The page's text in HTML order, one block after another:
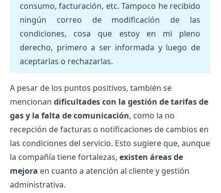
consumo, facturación, etc. Tampoco he recibido
ningún correo de modificación de las
condiciones, cosa que estoy en mi pleno
derecho, primero a ser informada y luego de
aceptarlas o rechazarlas.
A pesar de los puntos positivos, también se
mencionan dificultades con la gestión de tarifas de
gas y la falta de comunicación, como la no
recepción de facturas o notificaciones de cambios en
las condiciones del servicio. Esto sugiere que, aunque
la compañía tiene fortalezas, existen áreas de
mejora en cuanto a atención al cliente y gestión
administrativa.